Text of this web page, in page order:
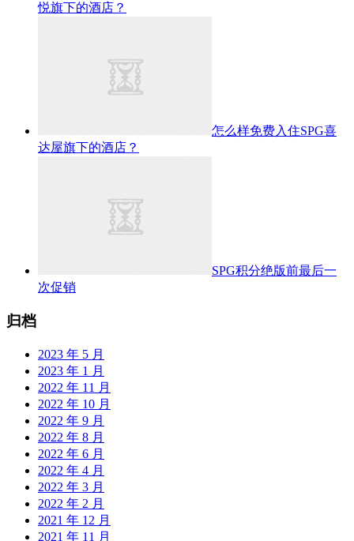
悦旗下的酒店？
怎么样免费入住SPG喜
达屋旗下的酒店？
SPG积分绝版前最后一
次促销
归档
2023 年 5 月
2023 年 1 月
2022 年 11 月
2022 年 10 月
2022 年 9 月
2022 年 8 月
2022 年 6 月
2022 年 4 月
2022 年 3 月
2022 年 2 月
2021 年 12 月
2021 年 11 月